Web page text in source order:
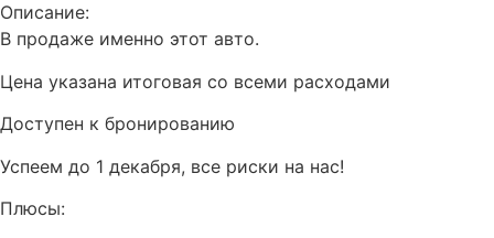
Описание:
В продаже именно этот авто.
Цена указана итоговая со всеми расходами
Доступен к бронированию
Успеем до 1 декабря, все риски на нас!
Плюсы: